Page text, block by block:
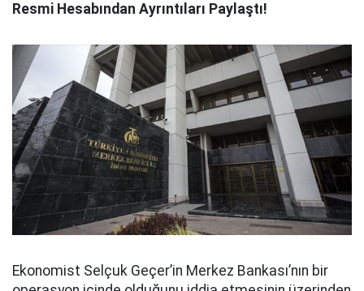
Resmi Hesabından Ayrıntıları Paylaştı!
Ekonomist Selçuk Geçer’in Merkez Bankası’nın bir